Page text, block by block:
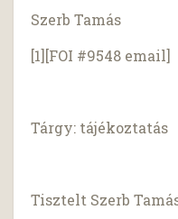
Szerb Tamás
[1][FOI #9548 email]
Tárgy: tájékoztatás
Tisztelt Szerb